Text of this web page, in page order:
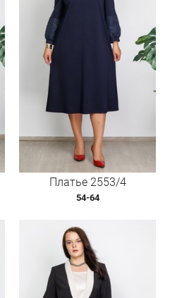
Платье 2553/4
54-64